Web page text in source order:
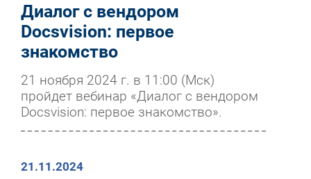
Диалог с вендором
Docsvision: первое
знакомство
21 ноября 2024 г. в 11:00 (Мск)
пройдет вебинар «Диалог с вендором
Docsvision: первое знакомство».
21.11.2024